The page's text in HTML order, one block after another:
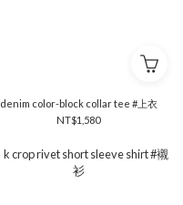
denim color-block collar tee #上衣
NT$1,580